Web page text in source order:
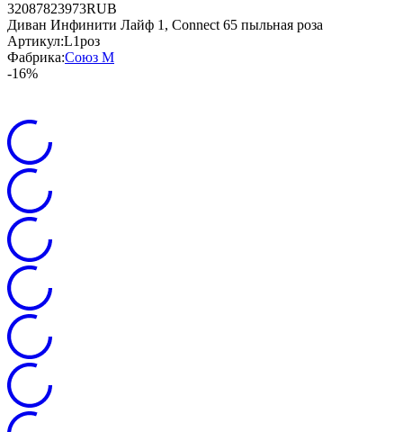
32087823973RUB
Диван Инфинити Лайф 1, Connect 65 пыльная роза
Артикул:L1роз
Фабрика:Союз М
-16%